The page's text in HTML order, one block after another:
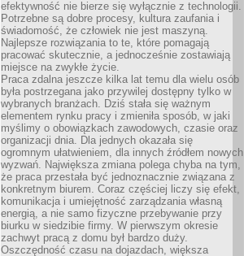
efektywność nie bierze się wyłącznie z technologii.
Potrzebne są dobre procesy, kultura zaufania i
świadomość, że człowiek nie jest maszyną.
Najlepsze rozwiązania to te, które pomagają
pracować skutecznie, a jednocześnie zostawiają
miejsce na zwykłe życie.
Praca zdalna jeszcze kilka lat temu dla wielu osób
była postrzegana jako przywilej dostępny tylko w
wybranych branżach. Dziś stała się ważnym
elementem rynku pracy i zmieniła sposób, w jaki
myślimy o obowiązkach zawodowych, czasie oraz
organizacji dnia. Dla jednych okazała się
ogromnym ułatwieniem, dla innych źródłem nowych
wyzwań. Największa zmiana polega chyba na tym,
że praca przestała być jednoznacznie związana z
konkretnym biurem. Coraz częściej liczy się efekt,
komunikacja i umiejętność zarządzania własną
energią, a nie samo fizyczne przebywanie przy
biurku w siedzibie firmy. W pierwszym okresie
zachwyt pracą z domu był bardzo duży.
Oszczędność czasu na dojazdach, większa